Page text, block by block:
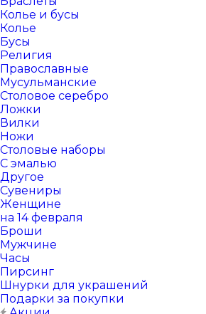
Колье и бусы
Колье
Бусы
Религия
Православные
Мусульманские
Столовое серебро
Ложки
Вилки
Ножи
Столовые наборы
С эмалью
Другое
Сувениры
Женщине
на 14 февраля
Броши
Мужчине
Часы
Пирсинг
Шнурки для украшений
Подарки за покупки